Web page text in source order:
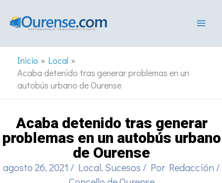
Inicio
Local
Acaba detenido tras generar problemas en un
autobús urbano de Ourense
Acaba detenido tras generar
problemas en un autobús urbano
de Ourense
agosto 26, 2021 / Local, Sucesos / Por Redacción /